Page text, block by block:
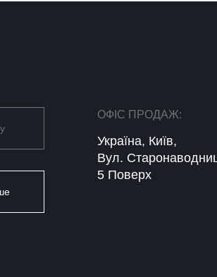
ОФІС ПРОДАЖ:
Україна, Київ,
Вул.
5 Поверх